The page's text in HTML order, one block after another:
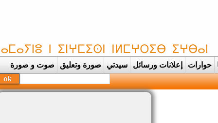
حوارات إعلانات ورسائل سيدتي صورة وتعليق صوت و صورة